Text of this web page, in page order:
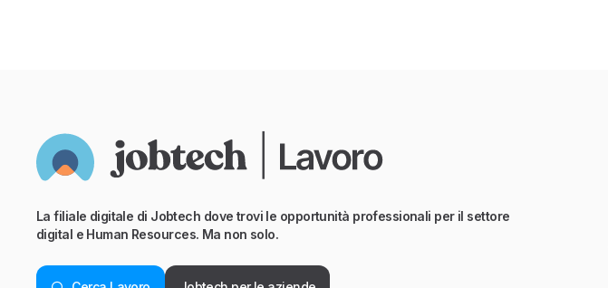
La filiale digitale di Jobtech dove trovi le opportunità professionali per il settore
digital e Human Resources. Ma non solo.